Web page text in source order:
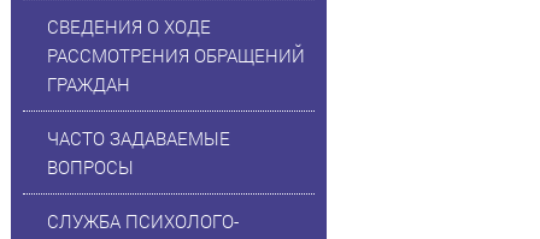
СВЕДЕНИЯ О ХОДЕ
РАССМОТРЕНИЯ ОБРАЩЕНИЙ
ГРАЖДАН
ЧАСТО ЗАДАВАЕМЫЕ
ВОПРОСЫ
СЛУЖБА ПСИХОЛОГО-